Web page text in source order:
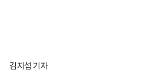
김지섭 기자